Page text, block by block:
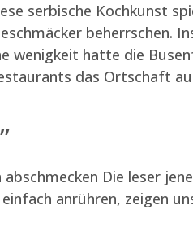
serbische Kochkunst
beherrschen.
wenigkeit hatte die
das Ortschaft
Die leser
anrühren, zeigen